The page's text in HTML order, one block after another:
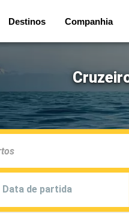
Destinos Companhia
Data de partida